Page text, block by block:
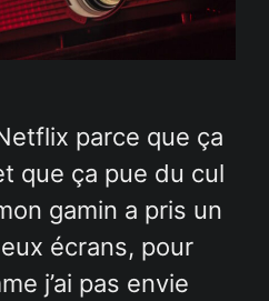
parce que ça
que ça pue du cul
gamin a pris un
écrans, pour
j’ai pas envie